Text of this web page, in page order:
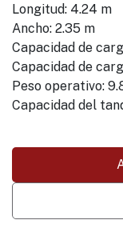
Longitud: 4.24 m
Ancho: 2.35 m
Capacidad de
Capacidad de
Peso operativo:
Capacidad del